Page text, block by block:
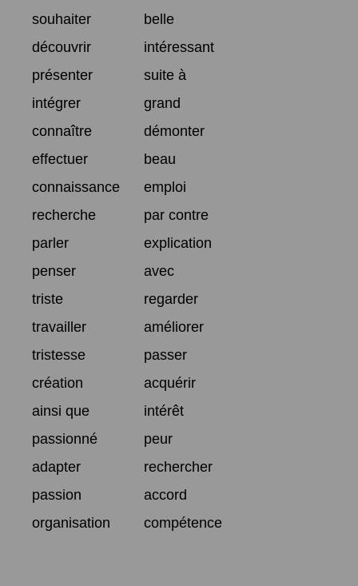
souhaiter
belle
découvrir
intéressant
présenter
suite à
intégrer
grand
connaître
démonter
effectuer
beau
connaissance
emploi
recherche
par contre
parler
explication
penser
avec
triste
regarder
travailler
améliorer
tristesse
passer
création
acquérir
ainsi que
intérêt
passionné
peur
adapter
rechercher
passion
accord
organisation
compétence